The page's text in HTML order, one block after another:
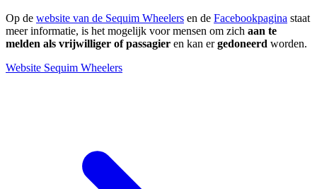
Op de website van de Sequim Wheelers en de Facebookpagina staat
meer informatie, is het mogelijk voor mensen om zich aan te
melden als vrijwilliger of passagier en kan ergedoneerd worden.
Website Sequim Wheelers